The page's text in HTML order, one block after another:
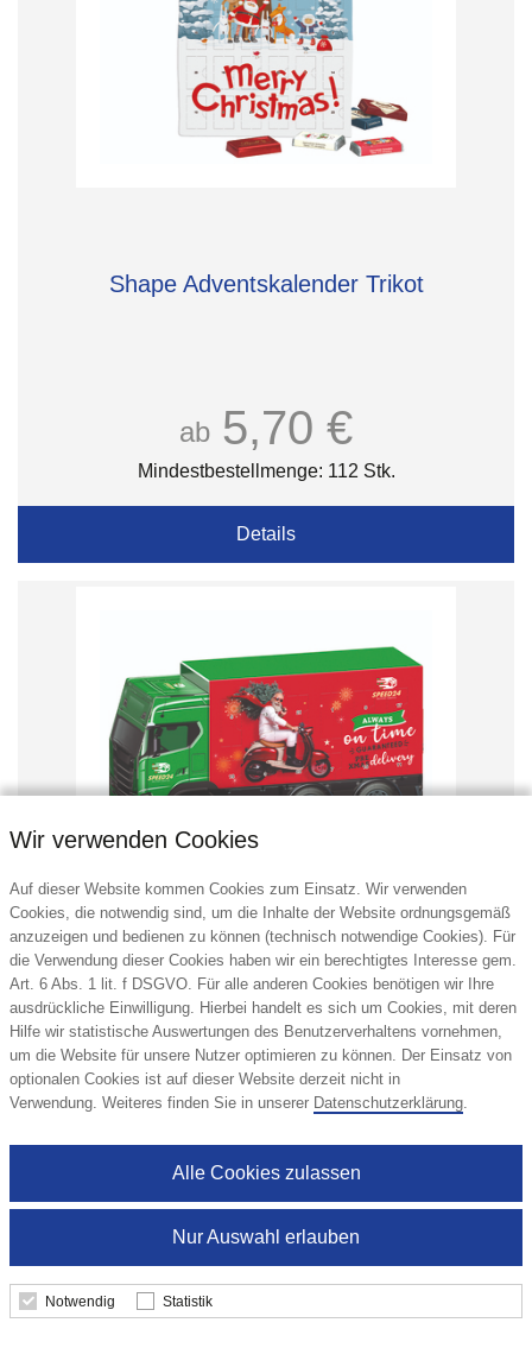
Shape Adventskalender Trikot
ab 5,70 €
Mindestbestellmenge: 112 Stk.
Details
Adventskalender LKW
ab 5,89 €
Mindestbestellmenge: 256 Stk.
Details
Wir verwenden Cookies
Auf dieser Website kommen Cookies zum Einsatz. Wir verwenden
Cookies, die notwendig sind, um die Inhalte der Website ordnungsgemäß
anzuzeigen und bedienen zu können (technisch notwendige Cookies). Für
die Verwendung dieser Cookies haben wir ein berechtigtes Interesse gem.
Art. 6 Abs. 1 lit. f DSGVO. Für alle anderen Cookies benötigen wir Ihre
ausdrückliche Einwilligung. Hierbei handelt es sich um Cookies, mit deren
Hilfe wir statistische Auswertungen des Benutzerverhaltens vornehmen,
um die Website für unsere Nutzer optimieren zu können. Der Einsatz von
optionalen Cookies ist auf dieser Website derzeit nicht in
Verwendung. Weiteres finden Sie in unserer Datenschutzerklärung.
Nur Auswahl erlauben
Alle Cookies zulassen
Notwendig Statistik